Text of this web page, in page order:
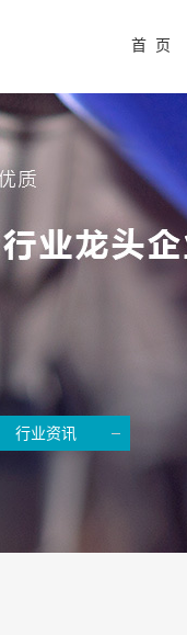
首 页
行业资讯